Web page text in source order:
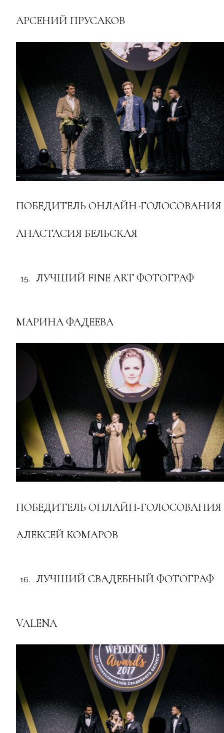
АРСЕНИЙ ПРУСАКОВ
ПОБЕДИТЕЛЬ ОНЛАЙН-ГОЛОСОВАНИЯ
АНАСТАСИЯ БЕЛЬСКАЯ
ЛУЧШИЙ FINE ART ФОТОГРАФ
МАРИНА ФАДЕЕВА
ПОБЕДИТЕЛЬ ОНЛАЙН-ГОЛОСОВАНИЯ
АЛЕКСЕЙ КОМАРОВ
ЛУЧШИЙ СВАДЕБНЫЙ ФОТОГРАФ
VALENA